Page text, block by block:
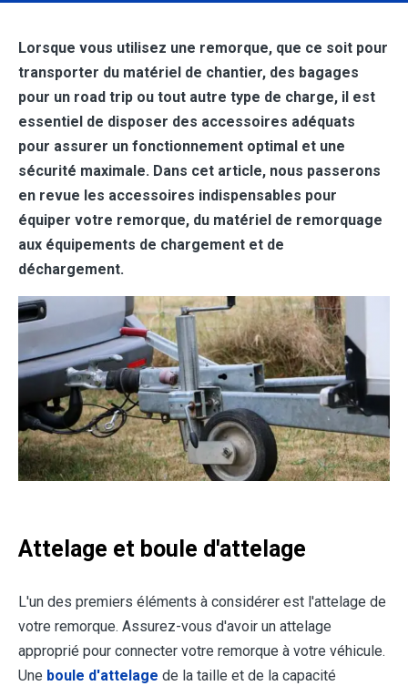
Lorsque vous utilisez une remorque, que ce soit pour
transporter du matériel de chantier, des bagages
pour un road trip ou tout autre type de charge, il est
essentiel de disposer des accessoires adéquats
pour assurer un fonctionnement optimal et une
sécurité maximale. Dans cet article, nous passerons
en revue les accessoires indispensables pour
équiper votre remorque, du matériel de remorquage
aux équipements de chargement et de
déchargement.
Attelage et boule d'attelage
L'un des premiers éléments à considérer est l'attelage de
votre remorque. Assurez-vous d'avoir un attelage
approprié pour connecter votre remorque à votre véhicule.
Une boule d'attelage de la taille et de la capacité